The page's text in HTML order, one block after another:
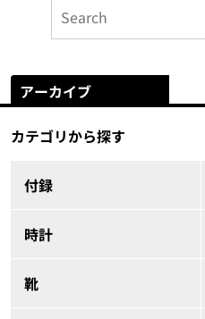
アーカイブ
カテゴリから探す
付録
時計
靴